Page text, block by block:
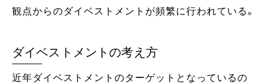
観点からのダイベストメントが頻繁に行われている。
ダイベストメントの考え方
近年ダイベストメントのターゲットとなっているの